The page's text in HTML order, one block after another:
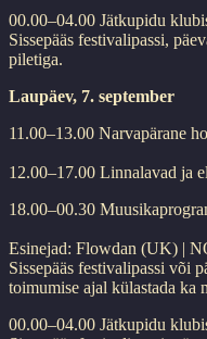
00.00–04.00 Jätkupidu
Sissepääs festivalipassi,
piletiga.
Laupäev, 7. september
11.00–13.00 Narvapärane
12.00–17.00 Linnalavad ja
18.00–00.30
Esinejad: Flowdan (UK) |
Sissepääs festivalipassi või
toimumise ajal külastada ka
00.00–04.00 Jätkupidu